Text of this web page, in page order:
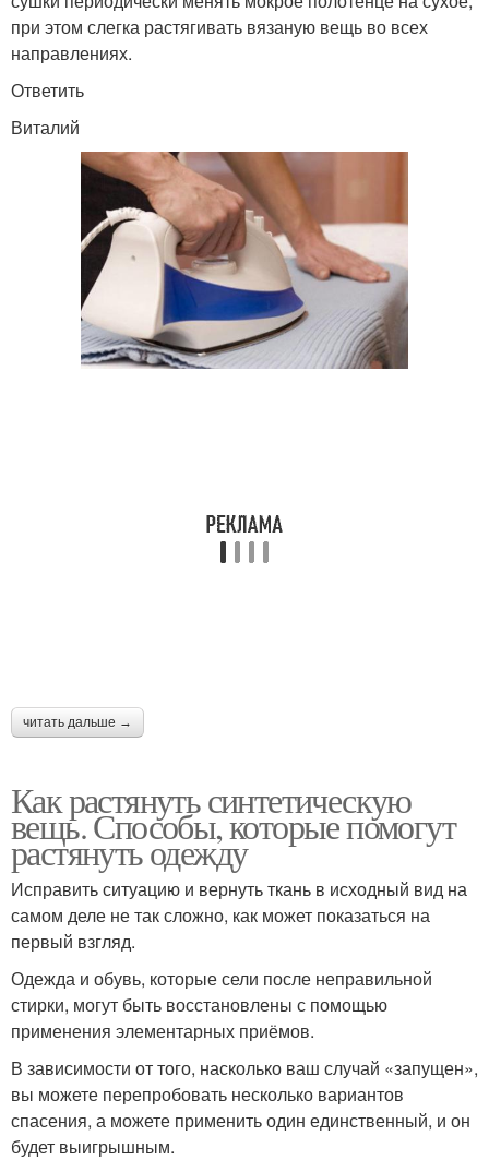
при этом слегка растягивать вязаную вещь во всех
направлениях.
Ответить
Виталий
читать дальше →
Как растянуть синтетическую
вещь. Способы, которые помогут
растянуть одежду
Исправить ситуацию и вернуть ткань в исходный вид на
самом деле не так сложно, как может показаться на
первый взгляд.
Одежда и обувь, которые сели после неправильной
стирки, могут быть восстановлены с помощью
применения элементарных приёмов.
В зависимости от того, насколько ваш случай «запущен»,
вы можете перепробовать несколько вариантов
спасения, а можете применить один единственный, и он
будет выигрышным.